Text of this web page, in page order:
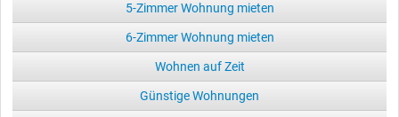
5-Zimmer Wohnung mieten
6-Zimmer Wohnung mieten
Wohnen auf Zeit
Günstige Wohnungen